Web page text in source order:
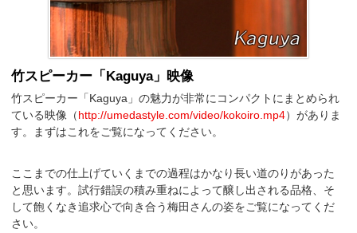
竹スピーカー「Kaguya」映像
竹スピーカー「Kaguya」の魅力が非常にコンパクトにまとめられ
ている映像（http://umedastyle.com/video/kokoiro.mp4）がありま
す。まずはこれをご覧になってください。
ここまでの仕上げていくまでの過程はかなり長い道のりがあった
と思います。試行錯誤の積み重ねによって醸し出される品格、そ
して飽くなき追求心で向き合う梅田さんの姿をご覧になってくだ
さい。